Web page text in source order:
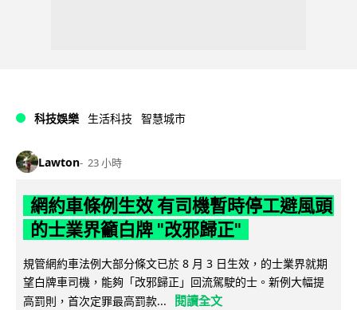
科技娛樂 生活科技 智慧城市
Lawton 23 小時
網約車條例生效 有司機暫時停工避風頭
的士業界籲白牌 "改邪歸正"
規管網約車法例大部分條文已於 8 月 3 日生效，的士業界就期
望白牌車司機，能夠「改邪歸正」回流駕駛的士。新例大幅提
高罰則，首次定罪最高罰款...
閱讀全文